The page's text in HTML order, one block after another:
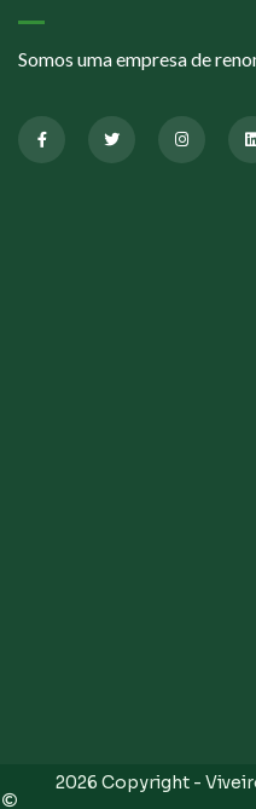
Somos uma empresa de
2026 Copyright -